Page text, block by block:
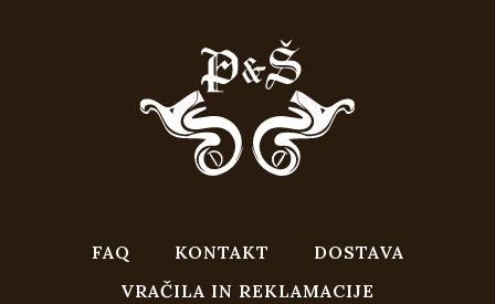
FAQ KONTAKT
DOSTAVA
VRAČILA IN REKLAMACIJE